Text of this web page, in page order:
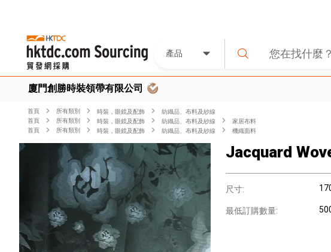
產品
廈門創勝時裝領帶有限公司
首頁 所有類別 時裝，眼鏡及配飾
紡織品、布料及紗線
首頁
所有類別 時裝，眼鏡及配飾 紡織品、布料及紗線
家居布料
首頁
所有類別 時裝，眼鏡及配飾 紡織品、布料及紗線 機織面料
Jacquard
尺寸:
最低訂購數量: